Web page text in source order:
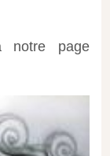
notre page